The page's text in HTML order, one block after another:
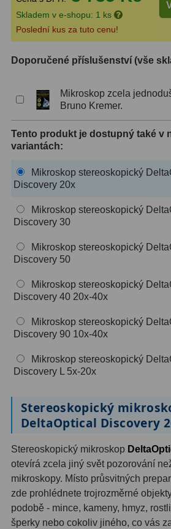
ZOOM12
Ostatní
Měsíční a Polarizační
Sluneční44
Širokopásmové
OIII9
SII2
Planetární2
Barlow čočky 65
Barlow 2x38
12
Barlow 4x3
Barlow 5x8
Skladem v e-shopu: 1 ks
Poslední kus za tuto cenu!
Doporučené příslušenství (vše
Mikroskop zcela
Bruno Kremer.
Tento produkt je dostupný také v
variantách:
Mikroskop stereoskopický
Discovery 20x
Mikroskop stereoskopický
Discovery 30
Mikroskop stereoskopický
Discovery 50
Mikroskop stereoskopický
Discovery 40 20x-40x
Mikroskop stereoskopický
Discovery 90 10x-40x
Mikroskop stereoskopický
Discovery L 5x-20x
Stereoskopický
DeltaOptical Discovery
Stereoskopický mikroskop
otevírá zcela jiný svět pozorování
mikroskopy. Místo průsvitných
zde prohlédnete trojrozměrné
podobě - mince, kameny, hmyz,
šperky nebo cokoliv jiného, co vás